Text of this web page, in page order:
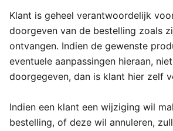
Klant is geheel verantwoordelijk
doorgeven van de bestelling zoals
ontvangen. Indien de gewenste
eventuele aanpassingen hieraan,
doorgegeven, dan is klant hier zelf
Indien een klant een wijziging wil
bestelling, of deze wil annuleren,